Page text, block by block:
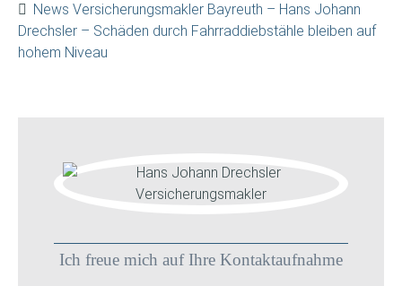
News Versicherungsmakler Bayreuth – Hans Johann
Drechsler – Schäden durch Fahrraddiebstähle bleiben auf
hohem Niveau
Ich freue mich auf Ihre Kontaktaufnahme